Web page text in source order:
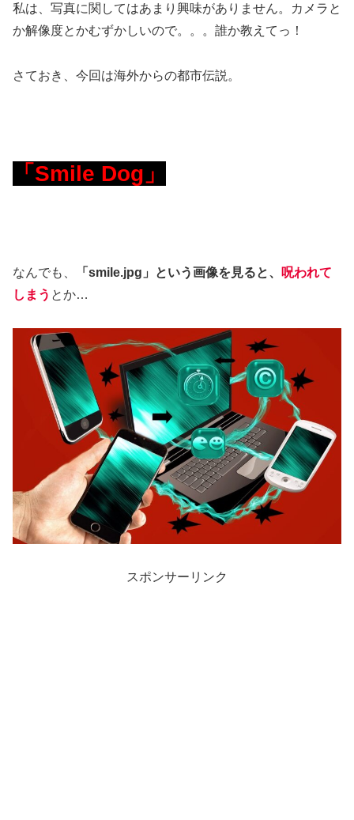
私は、写真に関してはあまり興味がありません。カメラと
か解像度とかむずかしいので。。。誰か教えてっ！
さておき、今回は海外からの都市伝説。
「Smile Dog」
なんでも、 「smile.jpg」という画像を見ると、
呪われて
しまう とか…
スポンサーリンク